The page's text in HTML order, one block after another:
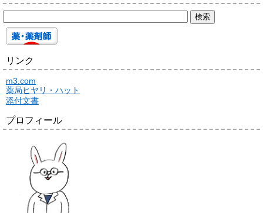
リンク
m3.com
薬局ヒヤリ・ハット
添付文書
プロフィール